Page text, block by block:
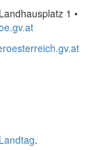
1 •
Landtag.